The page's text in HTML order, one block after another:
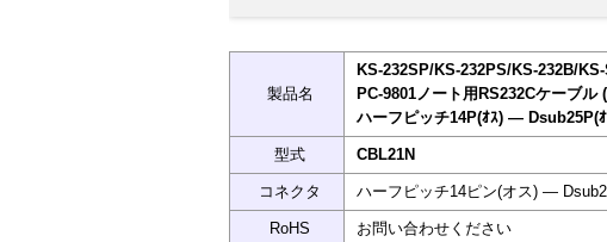
製品名
KS-232SP/KS-232PS/KS-232B/
PC-9801ノート用RS232Cケーブル
ハーフピッチ14P(ｵｽ) ― Dsub25P(
型式 CBL21N
コネクタ ハーフピッチ14ピン(オス) ―
RoHS お問い合わせください